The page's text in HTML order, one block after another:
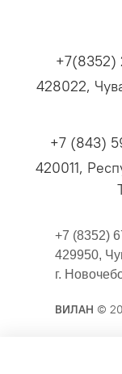
+7(8352)
428022,
+7 (843)
420011,
+7 (8352)
429950,
г.
ВИЛАН ©